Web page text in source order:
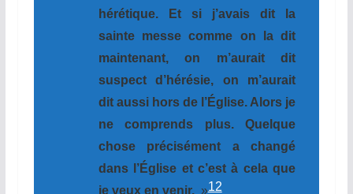
hérétique. Et si j’avais dit la
sainte messe comme on la dit
maintenant, on m’aurait dit
suspect d’hérésie, on m’aurait
dit aussi hors de l’Église. Alors je
ne comprends plus. Quelque
chose précisément a changé
dans l’Église et c’est à cela que
je veux en venir.»12